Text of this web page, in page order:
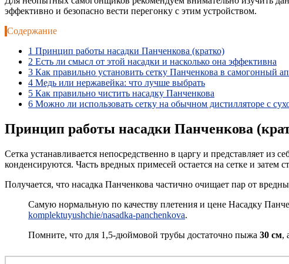
эффективно и безопасно вести перегонку с этим устройством.
Содержание
1 Принцип работы насадки Панченкова (кратко)
2 Есть ли смысл от этой насадки и насколько она эффективна
3 Как правильно установить сетку Панченкова в самогонный
4 Медь или нержавейка: что лучше выбрать
5 Как правильно чистить насадку Панченкова
6 Можно ли использовать сетку на обычном дистилляторе с
Принцип работы насадки Панченкова
Сетка устанавливается непосредственно в царгу и представляет из
конденсируются. Часть вредных примесей остается на сетке и
Получается, что насадка Панченкова частично очищает пар от
Самую нормальную по качеству плетения и цене Насадку
komplektuyushchie/nasadka-panchenkova.
Помните, что для 1,5-дюймовой трубы достаточно пыжа 30 см,